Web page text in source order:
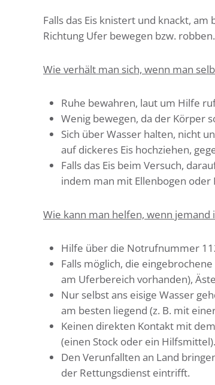
Falls das Eis knistert und knackt,
Richtung Ufer bewegen bzw. robben.
Wie verhält man sich, wenn man
Ruhe bewahren, laut um Hilfe
Wenig bewegen, da der Körper
Sich über Wasser halten, nicht
auf dickeres Eis hochziehen,
Falls das Eis beim Versuch,
indem man mit Ellenbogen oder
Wie kann man helfen, wenn jemand
Hilfe über die Notrufnummer
Falls möglich, die
am Uferbereich vorhanden),
Nur selbst ans eisige Wasser
am besten liegend (z. B. mit
Keinen direkten Kontakt mit
(einen Stock oder ein
Den Verunfallten an Land
der Rettungsdienst eintrifft.